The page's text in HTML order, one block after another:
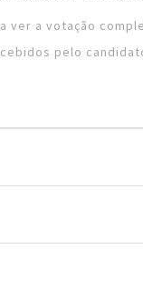
ver a votação
pelo